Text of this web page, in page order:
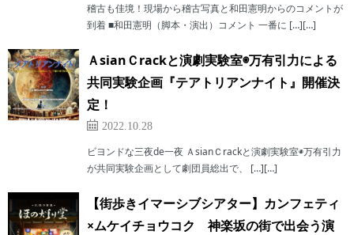
稽古も佳境！現場から稽古写真と和田憲明からのコメントが
到着 ■和田憲明（脚本・演出）コメント 一番に […][…]
ＡsianＣrackと演劇実験室◉万有引力による
共同実験企画『テアトリアンナイト』開催決
定！
2022.10.28
ビヨンドな三夜de一夜 ＡsianＣrackと演劇実験室◉万有引力
が共同実験企画として劇団員総出で、 […][…]
【街歩きイマーシブシアター】カンフェティ
×ムケイチョウコク 神楽坂の街で出会う演